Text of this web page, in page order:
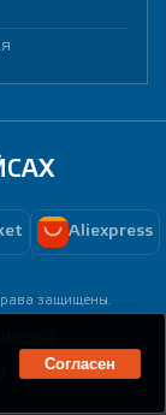
Aliexpress
защищены.
Согласен